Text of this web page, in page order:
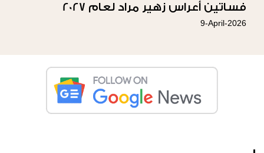
فساتين أعراس زهير مراد لعام 2027
9-April-2026